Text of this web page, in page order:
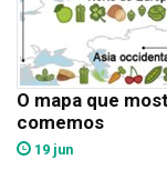
O mapa que
comemos
19 jun